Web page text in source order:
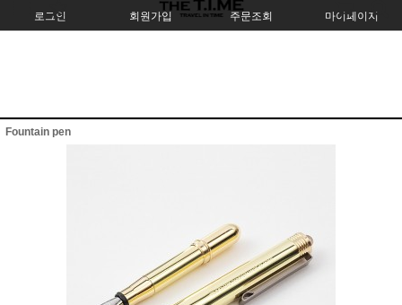
로그인 회원가입 주문조회 마이페이지
Fountain pen